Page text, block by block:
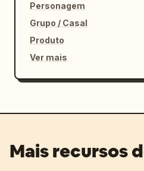
Personagem
Grupo / Casal
Produto
Ver mais
Mais recursos